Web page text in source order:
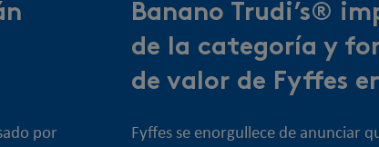
por
Banano Trudi’s®
de la categoría y
de valor de Fyffes
Fyffes se enorgullece de anunciar